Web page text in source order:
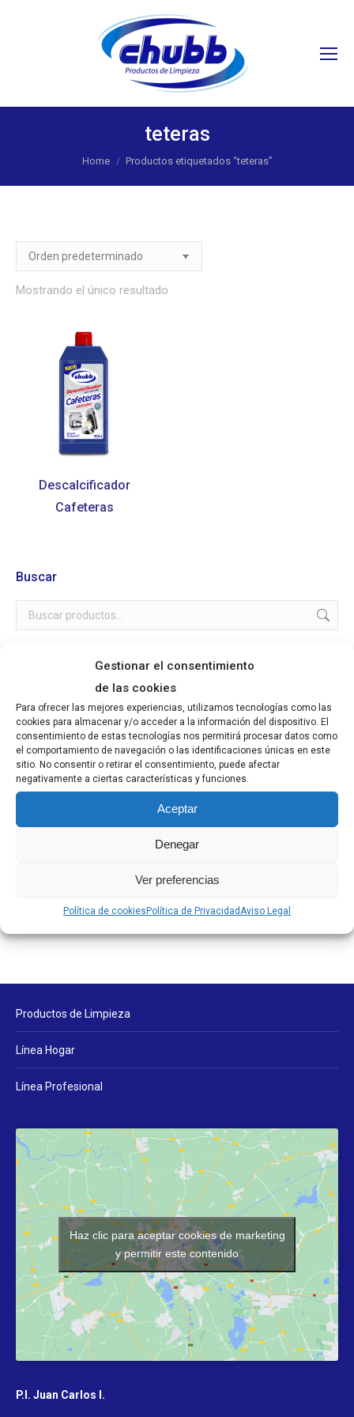
Gestionar el consentimiento
de las cookies
Para ofrecer las mejores experiencias, utilizamos tecnologías como las
cookies para almacenar y/o acceder a la información del dispositivo. El
consentimiento de estas tecnologías nos permitirá procesar datos como
el comportamiento de navegación o las identificaciones únicas en este
sitio. No consentir o retirar el consentimiento, puede afectar
negativamente a ciertas características y funciones.
Aceptar
Denegar
Ver preferencias
Política de cookiesPolítica de Privacidad Aviso Legal
teteras
You are here:
Home Productos etiquetados “teteras”
Mostrando el único resultado
Descalcificador
Cafeteras
Buscar
Categorías de los productos
Desatascadores y Antical
Desinfectantes
Friegasuelos
Limpiadores pistola
Limpiahogares
Productos de Limpieza
Línea Hogar
Línea Profesional
Haz clic para aceptar cookies de marketing
y permitir este contenido
P.I. Juan Carlos I.